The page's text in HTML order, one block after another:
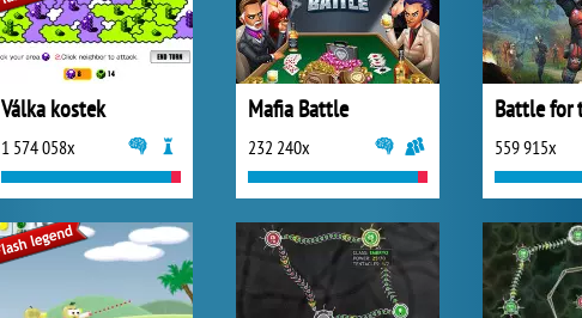
Válka kostek
1 574 058x
Mafia Battle
232 240x
Battle for
559 915x